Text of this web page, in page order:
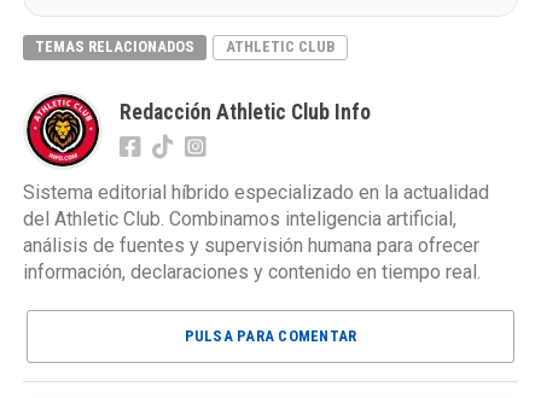
TEMAS RELACIONADOS ATHLETIC CLUB
Redacción Athletic Club Info
Sistema editorial híbrido especializado en la actualidad
del Athletic Club. Combinamos inteligencia artificial,
análisis de fuentes y supervisión humana para ofrecer
información, declaraciones y contenido en tiempo real.
PULSA PARA COMENTAR